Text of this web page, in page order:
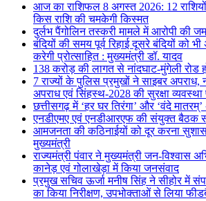
आज का राशिफल 8 अगस्त 2026: 12
किस राशि की चमकेगी किस्मत
दुर्लभ पैंगोलिन तस्करी मामले में आरोपी की
बंदियों की समय पूर्व रिहाई दूसरे बंदियों को
करेगी प्रोत्साहित : मुख्यमंत्री डॉ. यादव
138 करोड़ की लागत से नांदघाट-मुंगेली रोड
7 राज्यों के पुलिस प्रमुखों ने साइबर अपराध,
अपराध एवं सिंहस्थ-2028 की सुरक्षा
छत्तीसगढ़ में ‘हर घर तिरंगा’ और ‘वंदे
एनडीएमए एवं एनडीआरएफ की संयुक्त बैठक
आमजनता की कठिनाईयों को दूर करना
मुख्यमंत्री
राज्यमंत्री पंवार ने मुख्यमंत्री जन-विश्वास
कानेड़ एवं गोलाखेड़ा में किया जनसंवाद
प्रमुख सचिव ऊर्जा मनीष सिंह ने सीहोर में
का किया निरीक्षण, उपभोक्ताओं से लिया